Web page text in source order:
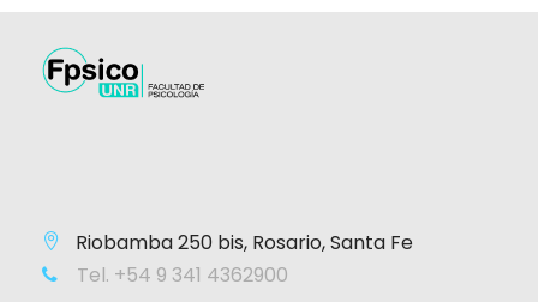
Riobamba 250 bis, Rosario, Santa Fe
Tel. +54 9 341 4362900